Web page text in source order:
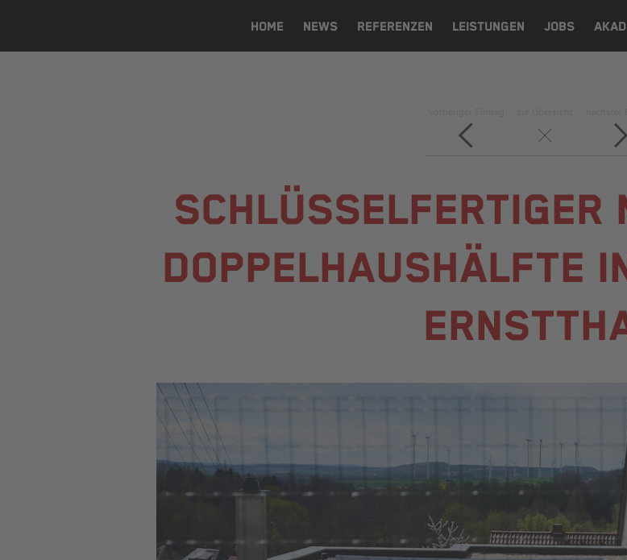
HOME NEWS REFERENZEN LEISTUNGEN JOBS
SCHLÜSSELFERTIGER
DOPPELHAUSHÄLFTE